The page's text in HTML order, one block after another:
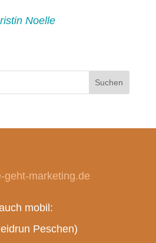
Noelle
Suchen
geht-marketing.de
mobil:
Peschen)